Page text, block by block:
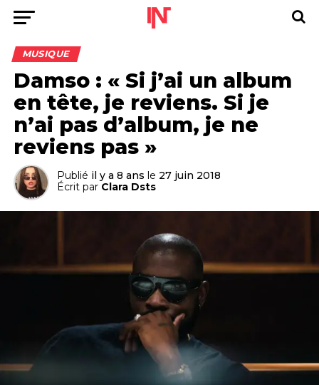
MUSIQUE
Damso : « Si j’ai un album
en tête, je reviens. Si je
n’ai pas d’album, je ne
reviens pas »
Publié il y a 8 ans le 27 juin 2018
Écrit par Clara Dsts